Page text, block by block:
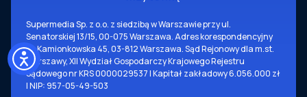
Supermedia Sp. z o.o. z siedzibą w Warszawie przy ul.
Senatorskiej 13/15, 00-075 Warszawa. Adres korespondencyjny
ul. Kamionkowska 45, 03-812 Warszawa. Sąd Rejonowy dla m.st.
Warszawy, XII Wydział Gospodarczy Krajowego Rejestru
Sądowego nr KRS 0000029537 | Kapitał zakładowy 6.056.000 zł
| NIP: 957-05-49-503